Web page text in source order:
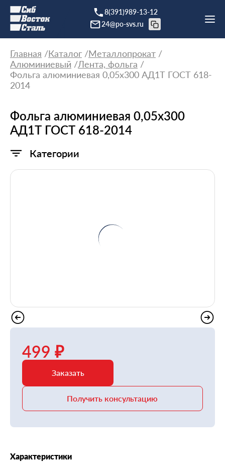
8(391)989-13-12
24@po-svs.ru
Главная Каталог
Металлопрокат
Алюминиевый
Лента, фольга
Фольга алюминиевая 0,05х300 АД1Т ГОСТ 618-
2014
Фольга алюминиевая 0,05х300
АД1Т ГОСТ 618-2014
Категории
499 ₽
Заказать
Получить консультацию
Характеристики